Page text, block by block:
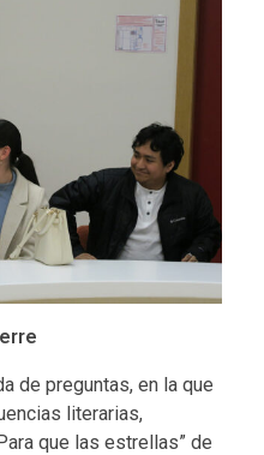
de preguntas, en la que
literarias,
que las estrellas” de